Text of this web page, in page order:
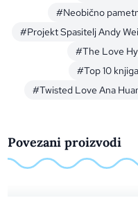
#Neobično
#Projekt Spasitelj Andy
#The Love
#Top 10
#Twisted Love Ana
Povezani proizvodi